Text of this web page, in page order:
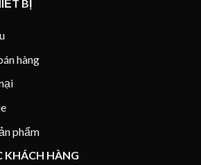
BỊ
hàng
phẩm
KHÁCH HÀNG